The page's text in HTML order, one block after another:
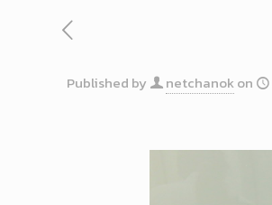
Published by netchanokon